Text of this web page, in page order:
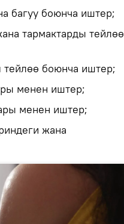
багуу боюнча иштер;
тармактарды тейлөө
боюнча иштер;
менен иштер;
менен иштер;
жана